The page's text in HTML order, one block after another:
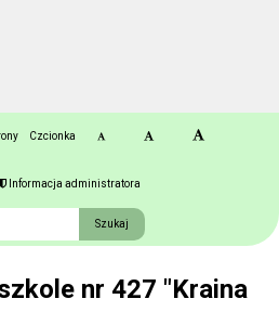
Czcionka
Informacja administratora
nr 427 "Kraina